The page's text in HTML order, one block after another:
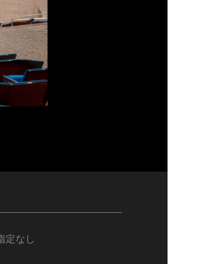
定なし